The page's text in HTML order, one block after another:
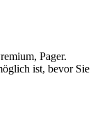
Pager.
ist, bevor Sie